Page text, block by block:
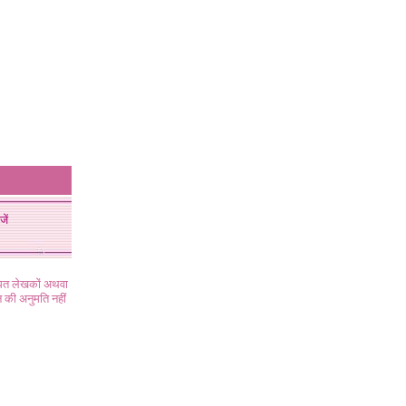
लेखकों अथवा
अनुमति नहीं